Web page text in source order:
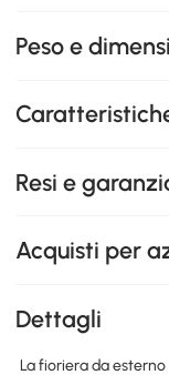
Peso e
Resi e
Acquisti per
Dettagli
La fioriera da